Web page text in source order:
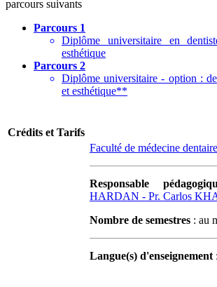
parcours suivants
Parcours 1
Diplôme universitaire en
esthétique
Parcours 2
Diplôme universitaire - option :
et esthétique**
Crédits et Tarifs
Faculté de médecine dentaire
Responsable
HARDAN - Pr. Carlos
Nombre de semestres : au
Langue(s) d'enseignement